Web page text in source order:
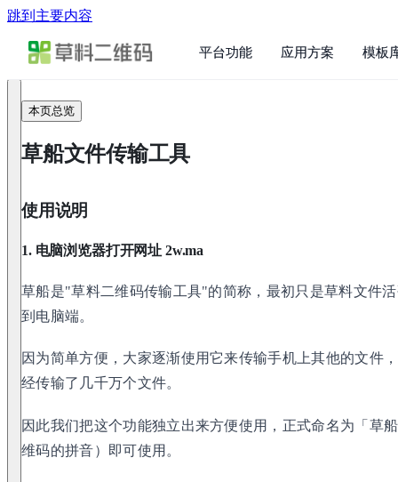
跳到主要内容
平台功能 应用方案 模板
本页总览
草船文件传输工具
使用说明
1. 电脑浏览器打开网址 2w.ma
草船是"草料二维码传输工具"的简称，最初只是草料文件
到电脑端。
因为简单方便，大家逐渐使用它来传输手机上其他的文件
经传输了几千万个文件。
因此我们把这个功能独立出来方便使用，正式命名为「草
维码的拼音）即可使用。